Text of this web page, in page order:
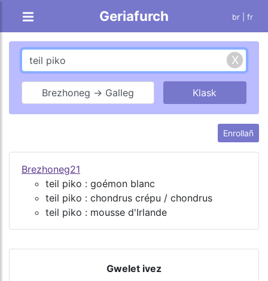
Geriafurch br | fr
Brezhoneg → Galleg
Enrollañ
Brezhoneg21
teil piko : goémon blanc
teil piko : chondrus crépu / chondrus
teil piko : mousse d'Irlande
Gwelet ivez